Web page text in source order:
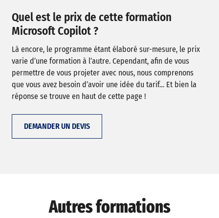
Quel est le prix de cette formation
Microsoft Copilot ?
Là encore, le programme étant élaboré sur-mesure, le prix
varie d’une formation à l’autre. Cependant, afin de vous
permettre de vous projeter avec nous, nous comprenons
que vous avez besoin d’avoir une idée du tarif… Et bien la
réponse se trouve en haut de cette page !
DEMANDER UN DEVIS
Autres formations